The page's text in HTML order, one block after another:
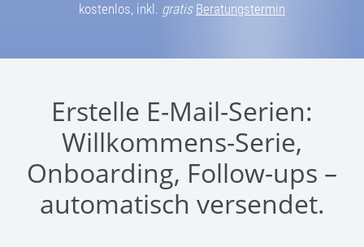
kostenlos, inkl. gratis Beratungstermin
Erstelle E-Mail-Serien:
Willkommens-Serie,
Onboarding, Follow-ups –
automatisch versendet.